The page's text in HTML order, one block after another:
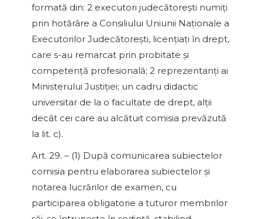
formată din: 2 executori judecătoreşti numiţi
prin hotărâre a Consiliului Uniunii Naţionale a
Executorilor Judecătoreşti, licenţiaţi în drept,
care s-au remarcat prin probitate şi
competenţă profesională; 2 reprezentanţi ai
Ministerului Justiţiei; un cadru didactic
universitar de la o facultate de drept, alţii
decât cei care au alcătuit comisia prevăzută
la lit. c).
Art. 29. – (1) După comunicarea subiectelor
comisia pentru elaborarea subiectelor şi
notarea lucrărilor de examen, cu
participarea obligatorie a tuturor membrilor